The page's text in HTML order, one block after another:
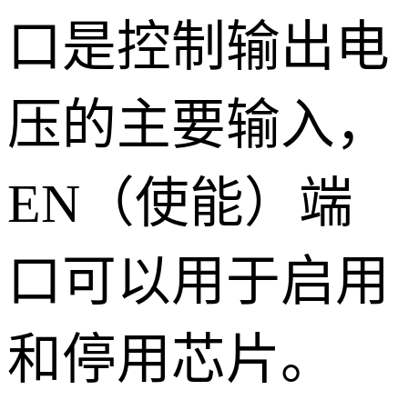
口是控制输出电
压的主要输入，
EN（使能）端
口可以用于启用
和停用芯片。